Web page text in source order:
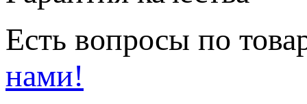
Есть вопросы по
нами!